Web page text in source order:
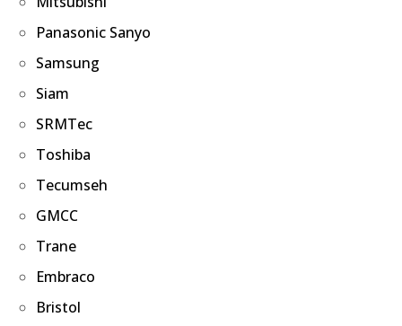
Panasonic Sanyo
Samsung
Siam
SRMTec
Toshiba
Tecumseh
GMCC
Trane
Embraco
Bristol